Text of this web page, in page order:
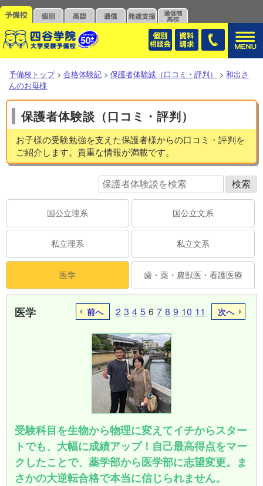
予備校トップ > 合格体験記 > 保護者体験談（口コミ・評判） > 和出さ
んのお母様
保護者体験談（口コミ・評判）
お子様の受験勉強を支えた保護者様からの口コミ・評判を
ご紹介します。貴重な情報が満載です。
国公立理系 国公立文系
私立理系 私立文系
医学 歯・薬・農獣医・看護医療
医学 前へ 2 3 4 5 6 7 8 9 10 11 次へ
受験科目を生物から物理に変えてイチからスター
トでも、大幅に成績アップ！自己最高得点をマー
クしたことで、薬学部から医学部に志望変更。ま
さかの大逆転合格で本当に信じられません。